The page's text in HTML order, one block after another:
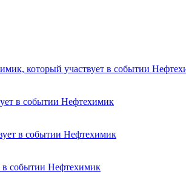
Нефтехимик
Нефтехимик
Нефтехимик